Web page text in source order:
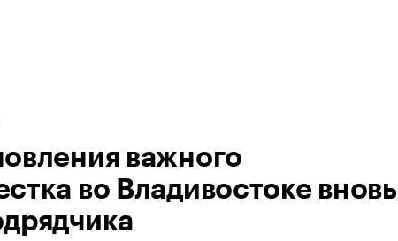
важного
во Владивостоке вновь